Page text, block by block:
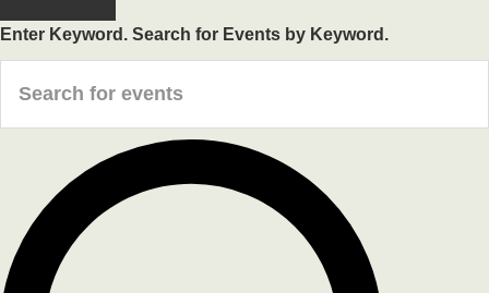
Enter Keyword. Search for Events by Keyword.